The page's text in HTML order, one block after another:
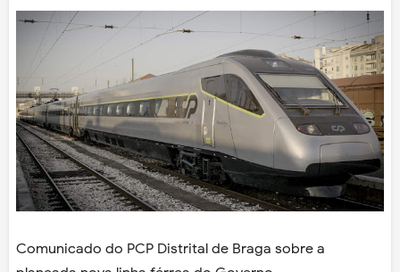
Comunicado do PCP Distrital de Braga sobre a